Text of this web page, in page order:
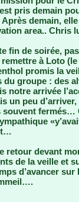
pris demain
demain,
area.. Chris
fin de soirée,
à Loto
promis la
du groupe : des
notre arrivée
un peu
souvent fermés…
retour devant
de la veille et
d’avancer